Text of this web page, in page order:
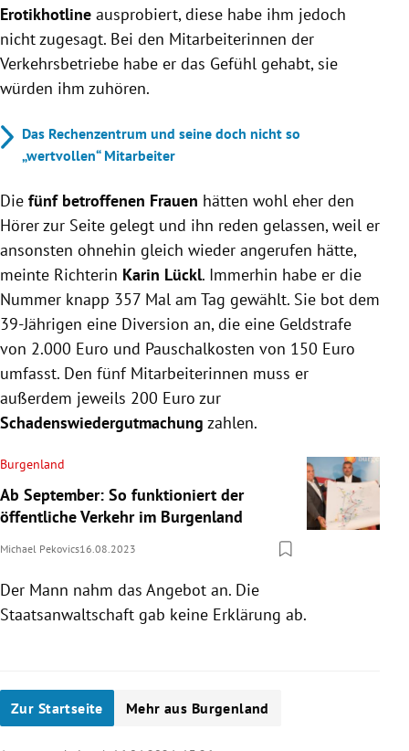
Erotikhotline ausprobiert, diese habe ihm jedoch
nicht zugesagt. Bei den Mitarbeiterinnen der
Verkehrsbetriebe habe er das Gefühl gehabt, sie
würden ihm zuhören.
Das Rechenzentrum und seine doch nicht so
„wertvollen“ Mitarbeiter
Die fünf betroffenen Frauen hätten wohl eher den
Hörer zur Seite gelegt und ihn reden gelassen, weil er
ansonsten ohnehin gleich wieder angerufen hätte,
meinte Richterin Karin Lückl. Immerhin habe er die
Nummer knapp 357 Mal am Tag gewählt. Sie bot dem
39-Jährigen eine Diversion an, die eine Geldstrafe
von 2.000 Euro und Pauschalkosten von 150 Euro
umfasst. Den fünf Mitarbeiterinnen muss er
außerdem jeweils 200 Euro zur
Schadenswiedergutmachung zahlen.
Burgenland
Ab September: So funktioniert der
öffentliche Verkehr im Burgenland
Michael Pekovics16.08.2023
Der Mann nahm das Angebot an. Die
Staatsanwaltschaft gab keine Erklärung ab.
Zur Startseite Mehr aus Burgenland